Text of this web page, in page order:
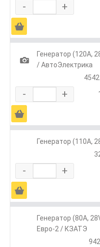
- +
Ä
1
Генератор (120А,
/ АвтоЭлектрика
- +
Ä
Генератор (110А,
- +
Ä
Генератор (80А,
Евро-2 / КЗАТЭ